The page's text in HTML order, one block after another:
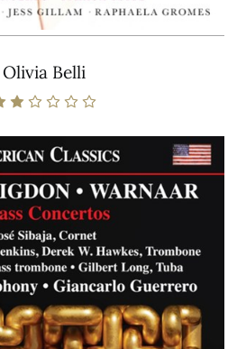
Olivia Belli